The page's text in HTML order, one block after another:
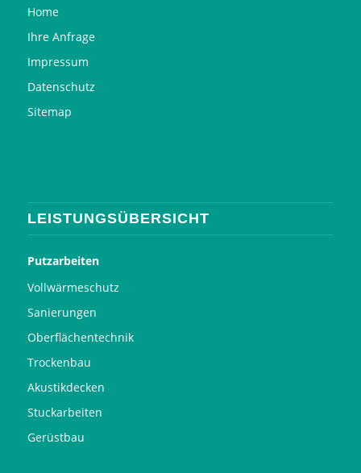
Home
Ihre Anfrage
Impressum
Datenschutz
Sitemap
LEISTUNGSÜBERSICHT
Putzarbeiten
Vollwärmeschutz
Sanierungen
Oberflächentechnik
Trockenbau
Akustikdecken
Stuckarbeiten
Gerüstbau